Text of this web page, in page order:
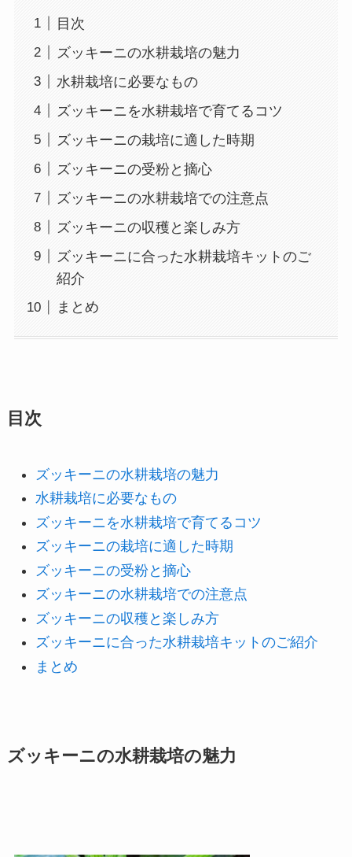
目次
ズッキーニの水耕栽培の魅力
水耕栽培に必要なもの
ズッキーニを水耕栽培で育てるコツ
ズッキーニの栽培に適した時期
ズッキーニの受粉と摘心
ズッキーニの水耕栽培での注意点
ズッキーニの収穫と楽しみ方
ズッキーニに合った水耕栽培キットのご
紹介
まとめ
目次
ズッキーニの水耕栽培の魅力
水耕栽培に必要なもの
ズッキーニを水耕栽培で育てるコツ
ズッキーニの栽培に適した時期
ズッキーニの受粉と摘心
ズッキーニの水耕栽培での注意点
ズッキーニの収穫と楽しみ方
ズッキーニに合った水耕栽培キットのご紹介
まとめ
ズッキーニの水耕栽培の魅力